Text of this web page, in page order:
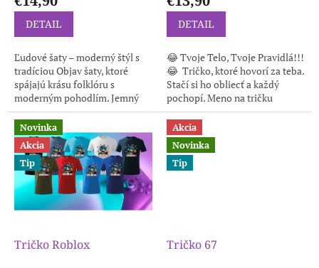
DETAIL
Ľudové šaty – moderný štýl s
tradíciou Objav šaty, ktoré
spájajú krásu folklóru s
moderným pohodlím. Jemný
strih zvýrazní postavu a
originálny srdcový motív dodá
každému...
DETAIL
😂 Tvoje Telo, Tvoje Pravidlá!!!
😂 Tričko, ktoré hovorí za teba.
Stačí si ho obliecť a každý
pochopí. Meno na tričku
samozrejme upravíme podľa
vašich potrieb, treba...
Novinka
Akcia
Tip
Tričko Roblox
Akcia
Novinka
Tip
Tričko 67